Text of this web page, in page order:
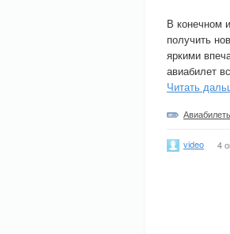
В конечном
получить
яркими
авиабилет
Читать
video 4